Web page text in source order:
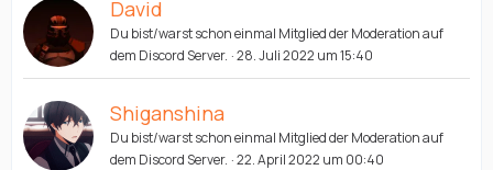
David
Du bist/warst schon einmal Mitglied der Moderation auf
dem Discord Server. 28. Juli 2022 um 15:40
Shiganshina
Du bist/warst schon einmal Mitglied der Moderation auf
dem Discord Server. 22. April 2022 um 00:40